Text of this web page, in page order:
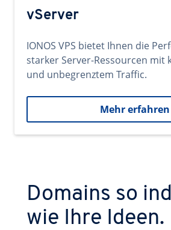
vServer
IONOS VPS bietet Ihnen die
starker Server-Ressourcen mit
und unbegrenztem Traffic.
Mehr erfahren
Domains so
wie Ihre Ideen.